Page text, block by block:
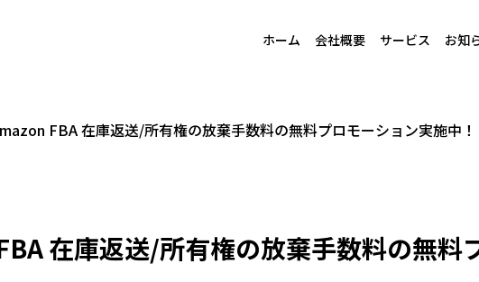
ホーム 会社概要 サービス お知
FBA 在庫返送/所有権の放棄手数料の無料プロモーション実施中！
在庫返送/所有権の放棄手数料の無料